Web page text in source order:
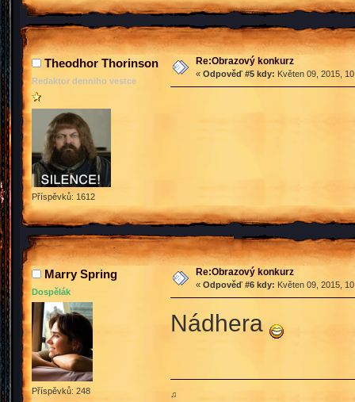
Theodhor Thorinson
Redaktor denniho vestce
Příspěvků: 1612
Re:Obrazový konkurz
« Odpověď #5 kdy: Květen 09, 2015,
Marry Spring
Dospělák
Příspěvků: 248
Re:Obrazový konkurz
« Odpověď #6 kdy: Květen 09, 2015,
Nádhera
♫